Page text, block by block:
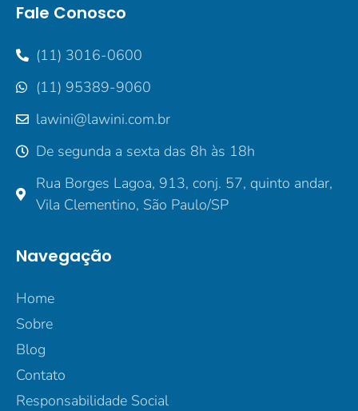
Fale Conosco
(11) 3016-0600
(11) 95389-9060
lawini@lawini.com.br
De segunda a sexta das 8h às 18h
Rua Borges Lagoa, 913, conj. 57, quinto andar,
Vila Clementino, São Paulo/SP
Navegação
Home
Sobre
Blog
Contato
Responsabilidade Social